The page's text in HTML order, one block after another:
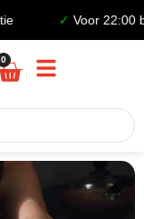
Voor 22:00
0